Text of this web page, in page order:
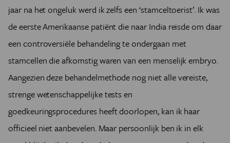
jaar na het ongeluk werd ik zelfs een ‘stamceltoerist’. Ik was
de eerste Amerikaanse patiënt die naar India reisde om daar
een controversiële behandeling te ondergaan met
stamcellen die afkomstig waren van een menselijk embryo.
Aangezien deze behandelmethode nog niet alle vereiste,
strenge wetenschappelijke tests en
goedkeuringsprocedures heeft doorlopen, kan ik haar
officieel niet aanbevelen. Maar persoonlijk ben ik in elk